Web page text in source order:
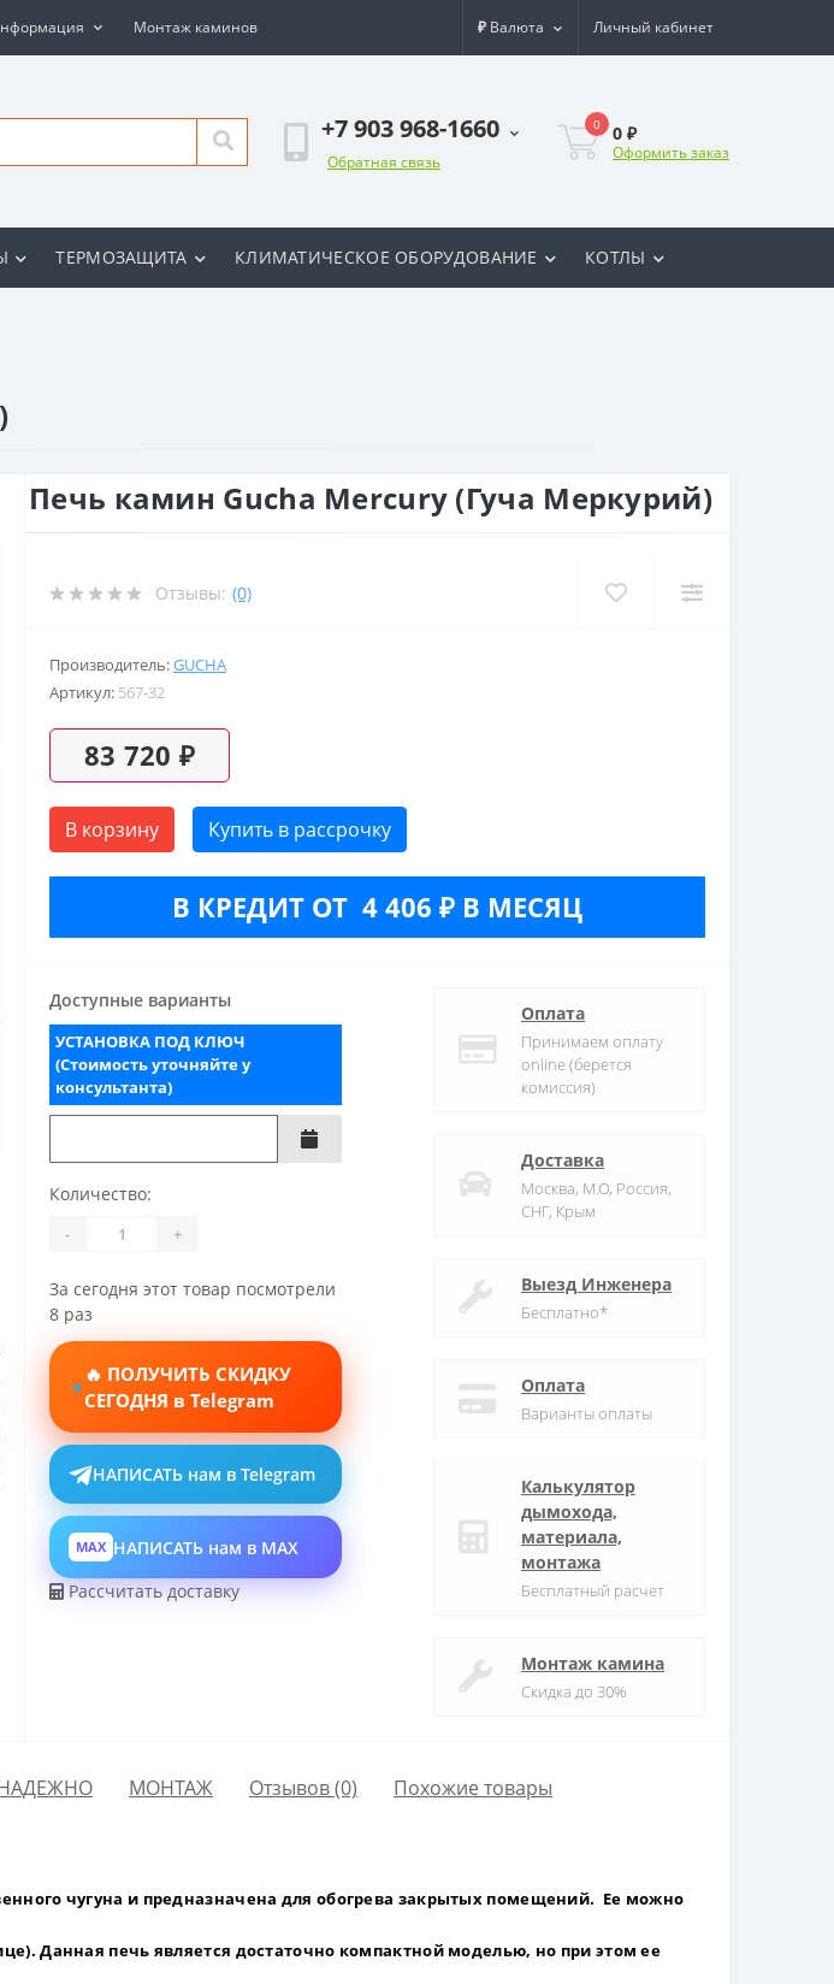
Монтаж каминов ₽ Валюта Личный кабинет
+7 903 968-1660
Обратная связь
0 0 ₽
Оформить заказ
ТЕРМОЗАЩИТА КЛИМАТИЧЕСКОЕ ОБОРУДОВАНИЕ КОТЛЫ
Печь камин Gucha Mercury (Гуча Меркурий)
Отзывы: (0)
Производитель:GUCHA
Артикул: 567-32
83 720 ₽
В корзину Купить в рассрочку
В КРЕДИТ ОТ 4 406 ₽ В МЕСЯЦ
Доступные варианты
УСТАНОВКА ПОД КЛЮЧ
(Стоимость уточняйте у
консультанта)
Количество:
- +
За сегодня этот товар посмотрели
8 раз
🔥 ПОЛУЧИТЬ СКИДКУ
СЕГОДНЯ в Telegram
НАПИСАТЬ нам в Telegram
MAX НАПИСАТЬ нам в MAX
Рассчитать доставку
Оплата
Принимаем оплату
online (берется
комиссия)
Доставка
Москва, М.О, Россия,
СНГ, Крым
Выезд Инженера
Бесплатно*
Оплата
Варианты оплаты
Калькулятор
дымохода,
материала,
монтажа
Бесплатный расчет
Монтаж камина
Скидка до 30%
МОНТАЖ Отзывов (0) Похожие товары
чугуна и предназначена для обогрева закрытых помещений. Ее можно
Данная печь является достаточно компактной моделью, но при этом ее